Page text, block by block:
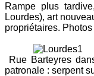
Rampe plus
Lourdes), art
propriétaires.
Rue Barteyres
patronale : serpent